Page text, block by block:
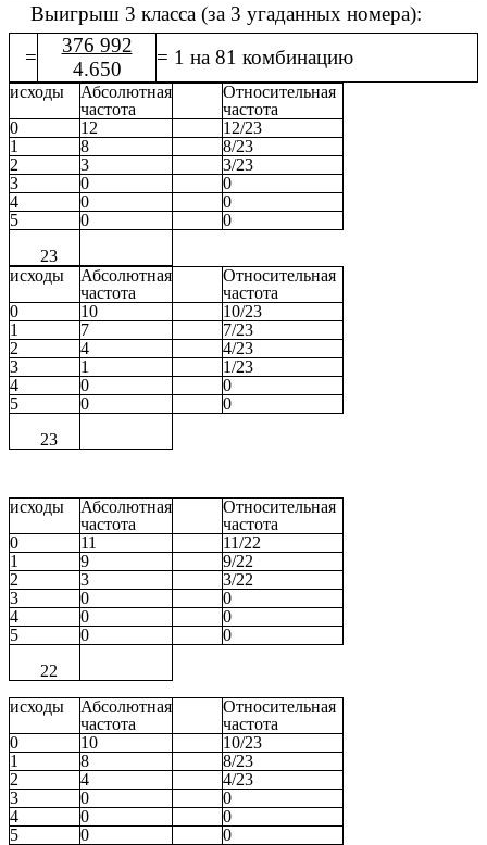
Выигрыш 3 класса (за 3 угаданных номера):
=
376 992
4.650
= 1 на 81 комбинацию
исходы
Абсолютная
частота
Относительная
частота
0
12
12/23
1
8
8/23
2
3
3/23
3
0
0
4
0
0
5
0
0
23
исходы
Абсолютная
частота
Относительная
частота
0
10
10/23
1
7
7/23
2
4
4/23
3
1
1/23
4
0
0
5
0
0
23
исходы
Абсолютная
частота
Относительная
частота
0
11
11/22
1
9
9/22
2
3
3/22
3
0
0
4
0
0
5
0
0
22
исходы
Абсолютная
частота
Относительная
частота
0
10
10/23
1
8
8/23
2
4
4/23
3
0
0
4
0
0
5
0
0